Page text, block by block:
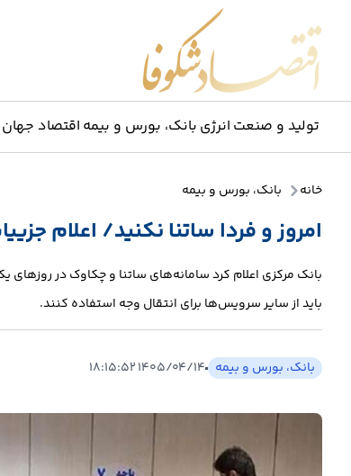
تولید و صنعت انرژی بانک، بورس و بیمه اقتصاد جهان
خانه بانک، بورس و بیمه
امروز و فردا ساتنا نکنید/ اعلام
باید از سایر سرویس‌ها برای انتقال وجه استفاده کنند.
بانک، بورس و بیمه ۱۴۰۵/۰۴/۱۴ ۱۸:۱۵:۵۲